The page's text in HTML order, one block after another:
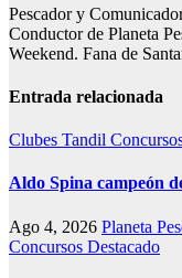
Pescador y
Conductor de Planeta
Weekend. Fana de
Entrada relacionada
Clubes Tandil
Aldo Spina campeón
Ago 4, 2026 Planeta
Concursos Destacado